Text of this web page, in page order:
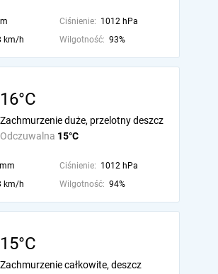
Ciśnienie: 1012 hPa
km/h Wilgotność: 93%
16°C
Odczuwalna 15°C
Zachmurzenie duże, przelotny deszcz
Ciśnienie: 1012 hPa
km/h Wilgotność: 94%
15°C
Zachmurzenie całkowite, deszcz